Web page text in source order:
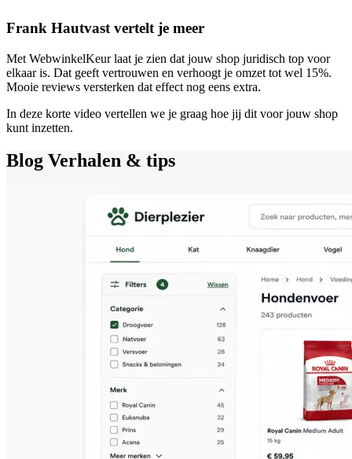
Frank Hautvast vertelt je meer
Met WebwinkelKeur laat je zien dat jouw shop juridisch top voor
elkaar is. Dat geeft vertrouwen en verhoogt je omzet tot wel 15%.
Mooie reviews versterken dat effect nog eens extra.
In deze korte video vertellen we je graag hoe jij dit voor jouw shop
kunt inzetten.
Blog Verhalen & tips